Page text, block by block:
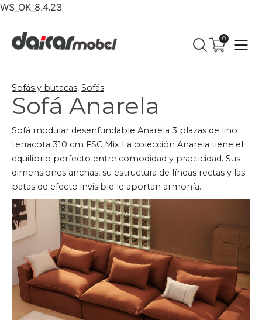
WS_OK_8.4.23
0
Sofás y butacas, Sofás
Sofá Anarela
Sofá modular desenfundable Anarela 3 plazas de lino
terracota 310 cm FSC Mix La colección Anarela tiene el
equilibrio perfecto entre comodidad y practicidad. Sus
dimensiones anchas, su estructura de líneas rectas y las
patas de efecto invisible le aportan armonía.